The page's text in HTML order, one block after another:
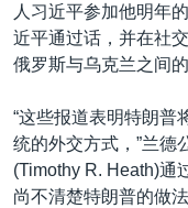
南中国海争端
关注西藏
GEN Z 看美国
人习近平参加他明年
近平通过话，并在社
俄罗斯与乌克兰之间的
“这些报道表明特朗普
统的外交方式，”兰德
(Timothy R. Heath)通
尚不清楚特朗普的做